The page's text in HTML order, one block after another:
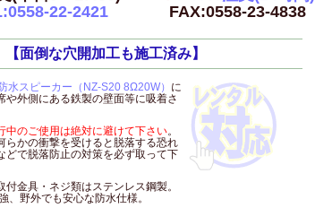
FAX:0558-23-4838
22-2421
面倒な穴開加工も施工済み】
防水スピーカー（NZ-S20 8Ω20W） に
外側にある鉄製の壁面等に吸着さ
中のご使用は絶対に避けて下さい。
らかの衝撃を受けると脱落する恐れ
どで脱落防止の対策を必ず取って下
金具・ネジ類はステンレス鋼製。
、野外でも安心な防水仕様。